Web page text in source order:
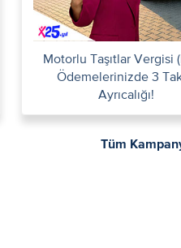
Motorlu Taşıtlar Vergisi
Ödemelerinizde 3
Ayrıcalığı!
Tüm